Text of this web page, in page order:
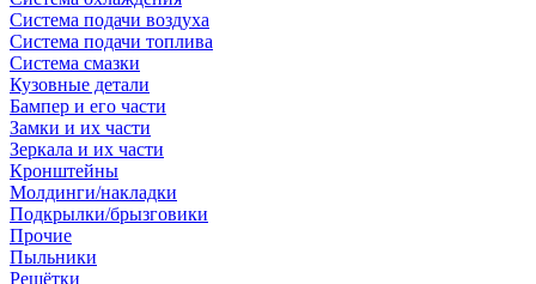
Система подачи воздуха
Система подачи топлива
Система смазки
Кузовные детали
Бампер и его части
Замки и их части
Зеркала и их части
Кронштейны
Молдинги/накладки
Подкрылки/брызговики
Прочие
Пыльники
Решётки